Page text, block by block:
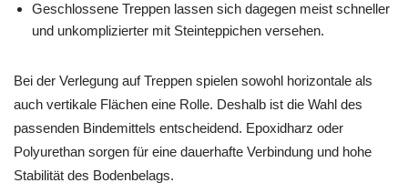
Geschlossene Treppen lassen sich dagegen meist schneller
und unkomplizierter mit Steinteppichen versehen.
Bei der Verlegung auf Treppen spielen sowohl horizontale als
auch vertikale Flächen eine Rolle. Deshalb ist die Wahl des
passenden Bindemittels entscheidend. Epoxidharz oder
Polyurethan sorgen für eine dauerhafte Verbindung und hohe
Stabilität des Bodenbelags.